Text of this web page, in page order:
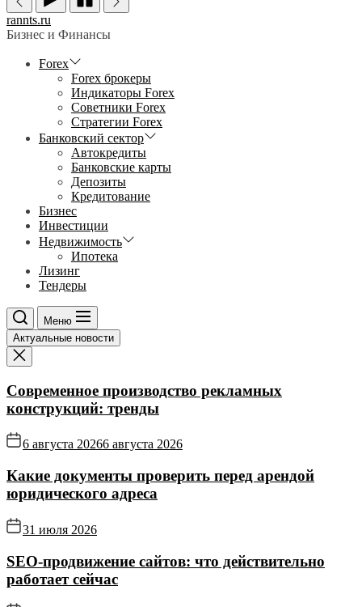
rannts.ru
Бизнес и Финансы
Forex
Forex брокеры
Индикаторы Forex
Советники Forex
Стратегии Forex
Банковский сектор
Автокредиты
Банковские карты
Депозиты
Кредитование
Бизнес
Инвестиции
Недвижимость
Ипотека
Лизинг
Тендеры
Меню
Актуальные новости
Современное производство рекламных
конструкций: тренды
6 августа 20266 августа 2026
Какие документы проверить перед арендой
юридического адреса
31 июля 2026
SEO-продвижение сайтов: что действительно
работает сейчас